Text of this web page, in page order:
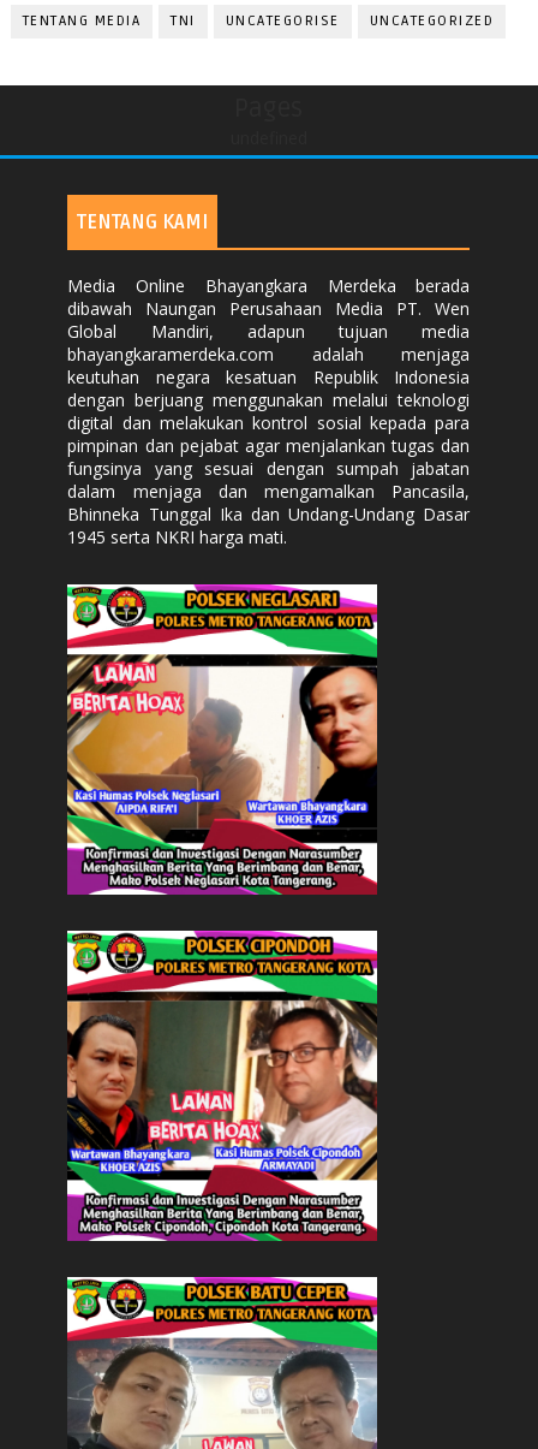
TENTANG MEDIA TNI UNCATEGORISE UNCATEGORIZED
TENTANG KAMI
Media Online Bhayangkara Merdeka berada
dibawah Naungan Perusahaan Media PT. Wen
Global Mandiri, adapun tujuan media
bhayangkaramerdeka.com adalah menjaga
keutuhan negara kesatuan Republik Indonesia
dengan berjuang menggunakan melalui teknologi
digital dan melakukan kontrol sosial kepada para
pimpinan dan pejabat agar menjalankan tugas dan
fungsinya yang sesuai dengan sumpah jabatan
dalam menjaga dan mengamalkan Pancasila,
Bhinneka Tunggal Ika dan Undang-Undang Dasar
1945 serta NKRI harga mati.